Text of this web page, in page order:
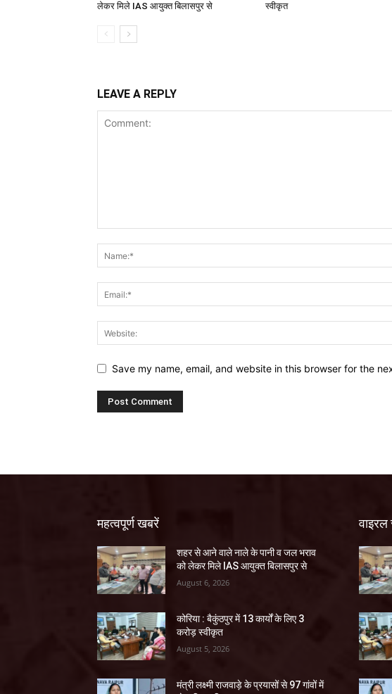
लेकर मिले IAS आयुक्त बिलासपुर से
स्वीकृत
LEAVE A REPLY
Save my name, email, and website in this browser for the
महत्वपूर्ण खबरें
शहर से आने वाले नाले के पानी व जल भराव
को लेकर मिले IAS आयुक्त बिलासपुर से
August 6, 2026
कोरिया : बैकुंठपुर में 13 कार्यों के लिए 3
करोड़ स्वीकृत
August 5, 2026
मंत्री लक्ष्मी राजवाड़े के प्रयासों से 97 गांवों में
वाइरल